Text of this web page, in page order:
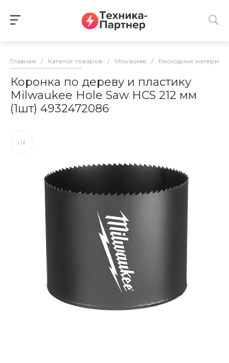
Главная / Каталог товаров / Milwaukee / Расходные
Коронка по дереву и пластику
Milwaukee Hole Saw HCS 212 мм
(1шт) 4932472086